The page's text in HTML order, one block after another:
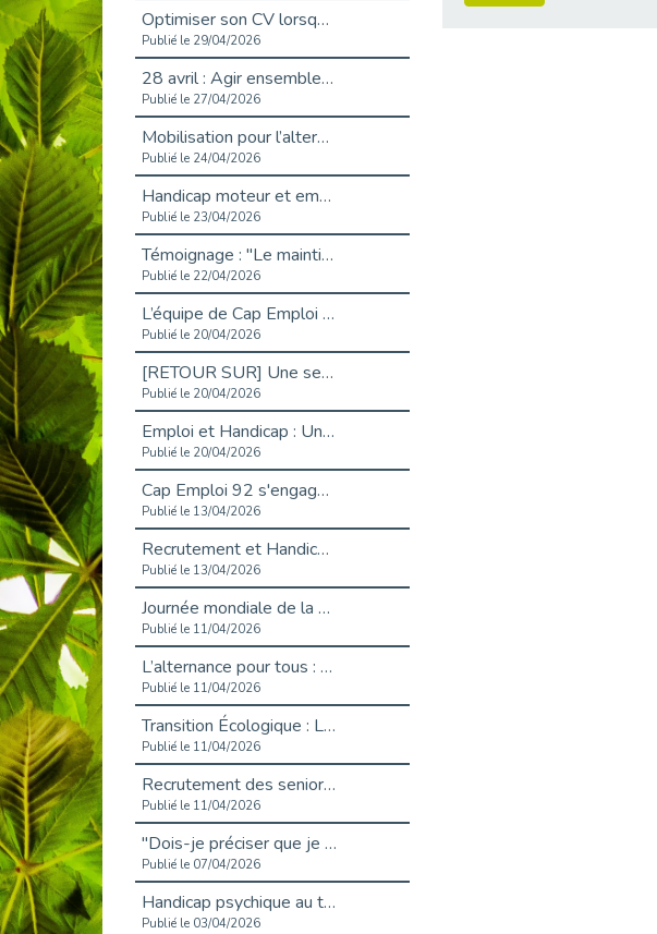
Optimiser son CV lorsqu’on est en situation de handicap
Publié le 29/04/2026
28 avril : Agir ensemble pour une culture de prévention au travail
Publié le 27/04/2026
Mobilisation pour l’alternance et le handicap
Publié le 24/04/2026
Handicap moteur et emploi : réussir ses recrutements vidéo
Publié le 23/04/2026
Témoignage : "Le maintien en emploi est un investissement, pas une contrainte."
Publié le 22/04/2026
L’équipe de Cap Emploi 92 s’agrandit : Bienvenue à Charmila, Khoudia et Fadila !
Publié le 20/04/2026
[RETOUR SUR] Une session de recrutement inclusive réussie à Asnières !
Publié le 20/04/2026
Emploi et Handicap : Une alliance de style entre Cap Emploi 92 et La Cravate Solidaire
Publié le 20/04/2026
Cap Emploi 92 s'engage pour la santé mentale : La formation PSSM au cœur de l'accompagnement
Publié le 13/04/2026
Recrutement et Handicap : Et si vous testiez avant de vous engager ?
Publié le 13/04/2026
Journée mondiale de la maladie de Parkinson : Mieux comprendre pour mieux accompagner
Publié le 11/04/2026
L’alternance pour tous : Cap Emploi 92 et Seine Ouest Entreprise et Emploi mobilisés à Boulogne-Billancourt
Publié le 11/04/2026
Transition Écologique : Les Cap Emploi 75,92 et 93 s’engagent pour un Numérique Responsable
Publié le 11/04/2026
Recrutement des seniors : Un levier de transformation pour les ETI franciliennes
Publié le 11/04/2026
"Dois-je préciser que je suis handicapé sur mon CV?"
Publié le 07/04/2026
Handicap psychique au travail : et si nous changions de regard - vidéo
Publié le 03/04/2026